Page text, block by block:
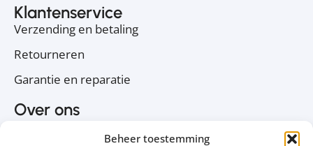
Beheer toestemming
Klantenservice
Verzending en betaling
Retourneren
Garantie en reparatie
Over ons